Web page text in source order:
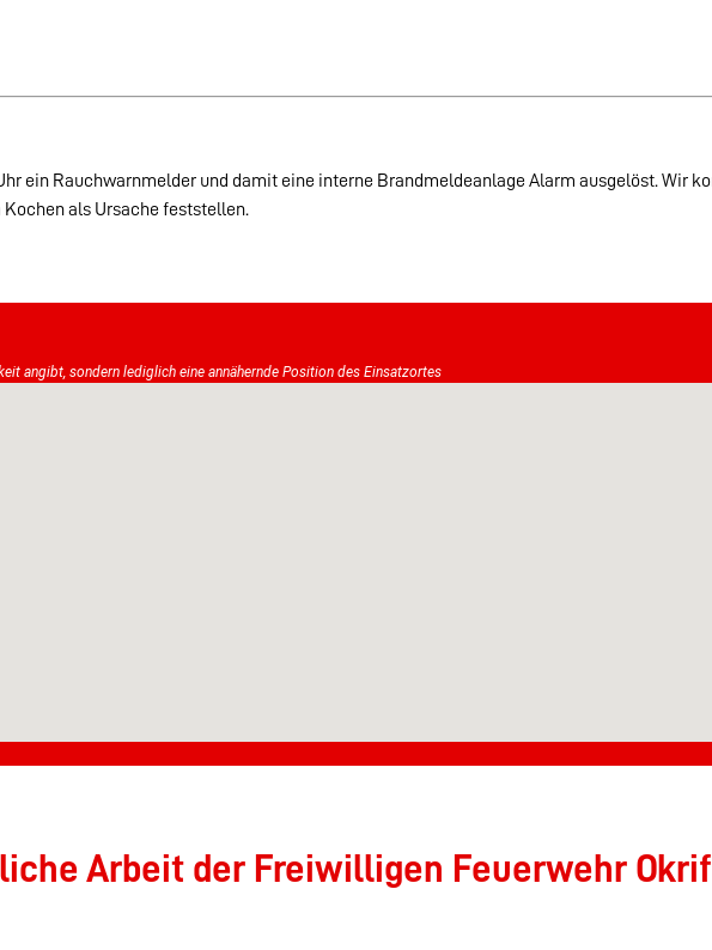
ein Rauchwarnmelder und damit eine interne Brandmeldeanlage Alarm ausgelöst. Wir
als Ursache feststellen.
angibt, sondern lediglich eine annähernde Position des Einsatzortes
Arbeit der Freiwilligen Feuerwehr